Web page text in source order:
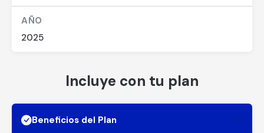
AÑO
2025
Incluye con tu plan
Beneficios del Plan